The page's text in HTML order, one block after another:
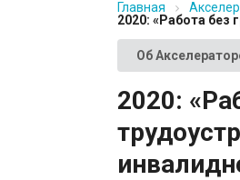
Главная
2020: «Работа без
Об
2020: